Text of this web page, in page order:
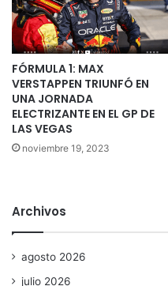
FÓRMULA 1: MAX
VERSTAPPEN TRIUNFÓ EN
UNA JORNADA
ELECTRIZANTE EN EL GP DE
LAS VEGAS
noviembre 19, 2023
Archivos
agosto 2026
julio 2026